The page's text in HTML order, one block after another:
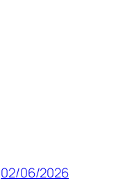
02/06/2026